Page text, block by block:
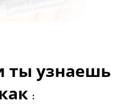
ты узнаешь
: